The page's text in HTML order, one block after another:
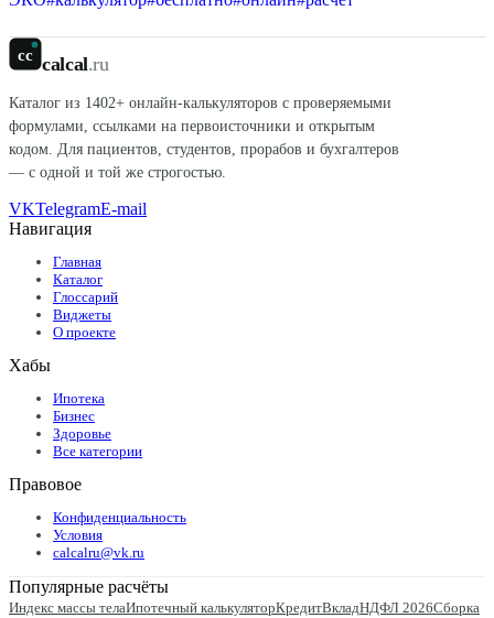
cc calcal.ru
Каталог из 1402+ онлайн-калькуляторов с проверяемыми
формулами, ссылками на первоисточники и открытым
кодом. Для пациентов, студентов, прорабов и бухгалтеров
— с одной и той же строгостью.
VKTelegramE-mail
Навигация
Главная
Каталог
Глоссарий
Виджеты
О проекте
Хабы
Ипотека
Бизнес
Здоровье
Все категории
Правовое
Конфиденциальность
Условия
calcalru@vk.ru
Популярные расчёты
Индекс массы телаИпотечный калькуляторКредитВкладНДФЛ 2026Сборка